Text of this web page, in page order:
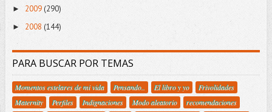
► 2009(290)
► 2008 (144)
PARA BUSCAR POR TEMAS
Momentos estelares de mi vida Pensando.. El libro y yo
Frivolidades
Maternity
Perfiles Indignaciones Modo aleatorio
recomendaciones